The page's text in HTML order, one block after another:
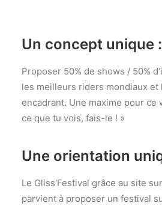
Un concept unique :
Proposer 50% de shows / 50%
les meilleurs riders mondiaux et
encadrant. Une maxime pour ce
ce que tu vois, fais-le ! »
Une orientation
Le Gliss’Festival grâce au site
parvient à proposer un festival